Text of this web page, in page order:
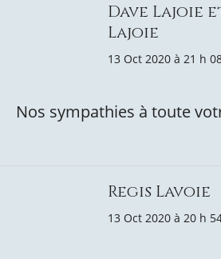
Dave Lajoie
Lajoie
13 Oct 2020 à 21 h
Nos sympathies à toute
Regis Lavoie
13 Oct 2020 à 20 h